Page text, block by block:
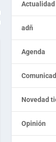
Actualidad
adñ
Agenda
Novedad
Opinión